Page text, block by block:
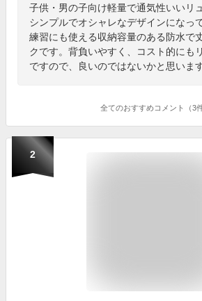
子供・男の子向け軽量で通気性いいリ
シンプルでオシャレなデザインになっ
練習にも使える収納容量のある防水で
クです。背負いやすく、コスト的にも
ですので、良いのではないかと思います
全てのおすすめコメント（3件
2